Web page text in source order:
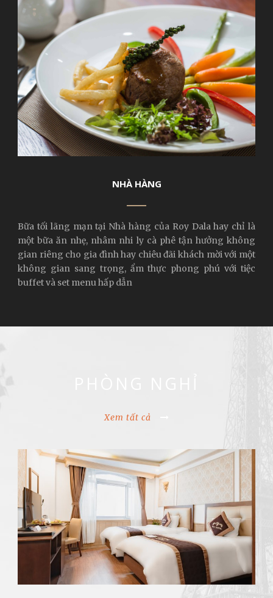
NHÀ HÀNG
Bữa tối lãng mạn tại Nhà hàng của Roy Dala hay chỉ là
một bữa ăn nhẹ, nhâm nhi ly cà phê tận hưởng không
gian riêng cho gia đình hay chiêu đãi khách mời với một
không gian sang trọng, ẩm thực phong phú với tiệc
buffet và set menu hấp dẫn
Xem tất cả